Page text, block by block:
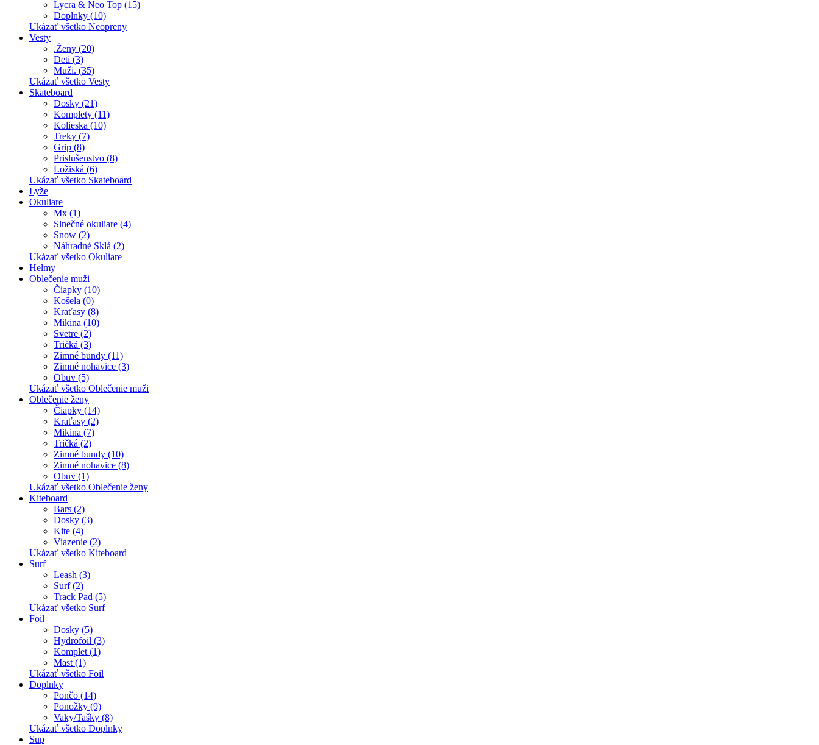
Lycra & Neo Top (15)
Doplnky (10)
Ukázať všetko Neopreny
Vesty
.Ženy (20)
Deti (3)
Muži. (35)
Ukázať všetko Vesty
Skateboard
Dosky (21)
Komplety (11)
Kolieska (10)
Treky (7)
Grip (8)
Prislušenstvo (8)
Ložiská (6)
Ukázať všetko Skateboard
Lyže
Okuliare
Mx (1)
Slnečné okuliare (4)
Snow (2)
Náhradné Sklá (2)
Ukázať všetko Okuliare
Helmy
Oblečenie muži
Čiapky (10)
Košela (0)
Kraťasy (8)
Mikina (10)
Svetre (2)
Tričká (3)
Zimné bundy (11)
Zimné nohavice (3)
Obuv (5)
Ukázať všetko Oblečenie muži
Oblečenie ženy
Čiapky (14)
Kraťasy (2)
Mikina (7)
Tričká (2)
Zimné bundy (10)
Zimné nohavice (8)
Obuv (1)
Ukázať všetko Oblečenie ženy
Kiteboard
Bars (2)
Dosky (3)
Kite (4)
Viazenie (2)
Ukázať všetko Kiteboard
Surf
Leash (3)
Surf (2)
Track Pad (5)
Ukázať všetko Surf
Foil
Dosky (5)
Hydrofoil (3)
Komplet (1)
Mast (1)
Ukázať všetko Foil
Doplnky
Pončo (14)
Ponožky (9)
Vaky/Tašky (8)
Ukázať všetko Doplnky
Sup